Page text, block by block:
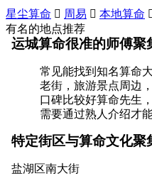
星尘算命  周易  本地算命
有名的地点推荐
运城算命很准的师傅聚
常见能找到知名算命
老街，旅游景点周边
口碑比较好算命先生
需要通过熟人介绍才能
特定街区与算命文化聚
盐湖区南大街